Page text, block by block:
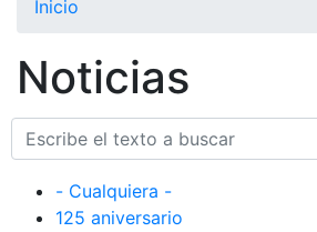
Historia
historia
Presidentes
Inicio
Noticias
- Cualquiera -
125 aniversario